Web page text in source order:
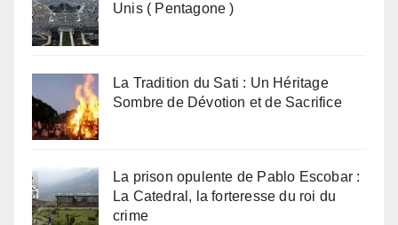
Unis ( Pentagone )
La Tradition du Sati : Un Héritage
Sombre de Dévotion et de Sacrifice
La prison opulente de Pablo Escobar :
La Catedral, la forteresse du roi du
crime